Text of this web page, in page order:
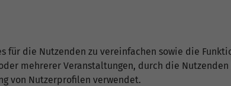
für die Nutzenden zu vereinfachen sowie die
mehrerer Veranstaltungen, durch die
von Nutzerprofilen verwendet.